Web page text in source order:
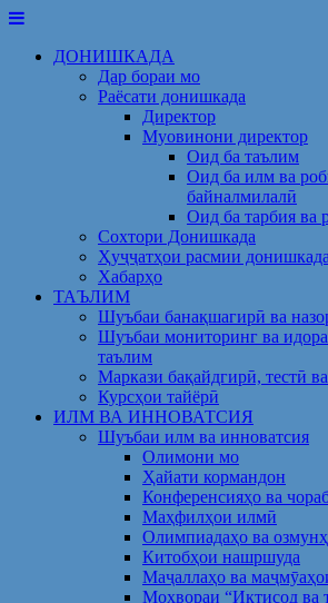
Skip
contentДОНИШКАДА
Дар бораи мо
Раёсати донишкада
Директор
Муовинони директор
Оид ба таълим
Оид ба илм ва
байналмилалӣ
Оид ба тарбия ва
Сохтори Донишкада
Ҳуҷҷатҳои расмии донишкада
Хабарҳо
ТАЪЛИМ
Шуъбаи банақшагирӣ ва
Шуъбаи мониторинг ва
таълим
Маркази бақайдгирӣ, тестӣ
Курсҳои тайёрӣ
ИЛМ ВА ИННОВАТСИЯ
Шуъбаи илм ва инноватсия
Олимони мо
Ҳайати кормандон
Конференсияҳо ва
Маҳфилҳои илмӣ
Олимпиадаҳо ва
Китобҳои нашршуда
Маҷаллаҳо ва
Моҳвораи “Иқтисод ва